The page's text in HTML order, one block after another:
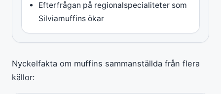
Efterfrågan på regionalspecialiteter som
Silviamuffins ökar
Nyckelfakta om muffins sammanställda från flera
källor: